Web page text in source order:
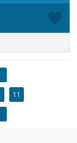
11